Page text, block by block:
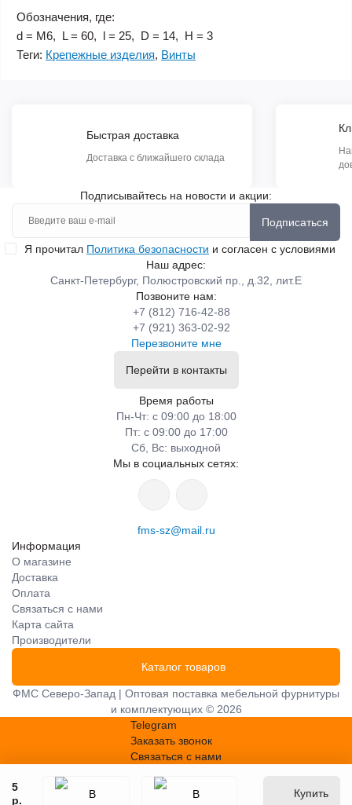
5
р.
Купить
Обозначения, где:
d = М6, L = 60, l = 25, D = 14, H = 3
Теги: Крепежные изделия, Винты
Быстрая доставка
Доставка с ближайшего склада
Подписывайтесь на новости и акции:
Подписаться
Я прочитал Политика безопасности и согласен с условиями
Наш адрес:
Санкт-Петербург, Полюстровский пр., д.32, лит.Е
Позвоните нам:
+7 (812) 716-42-88
+7 (921) 363-02-92
Перезвоните мне
Перейти в контакты
Время работы
Пн-Чт: с 09:00 до 18:00
Пт: с 09:00 до 17:00
Сб, Вс: выходной
Мы в социальных сетях:
fms-sz@mail.ru
Информация
О магазине
Доставка
Оплата
Связаться с нами
Карта сайта
Производители
Каталог товаров
ФМС Северо-Запад | Оптовая поставка мебельной фурнитуры
и комплектующих © 2026
Telegram
Заказать звонок
Связаться с нами